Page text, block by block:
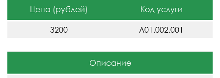
Цена (рублей) Код услуги
3200 Л01.002.001
Описание